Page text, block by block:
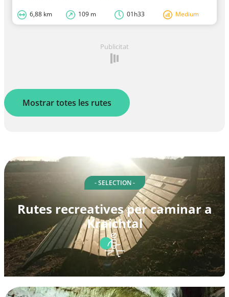
6,88 km 109 m 01h33 Medium
Publicitat
Mostrar totes les rutes
- SELECTION -
Rutes recreatives per caminar a
Kraichtal